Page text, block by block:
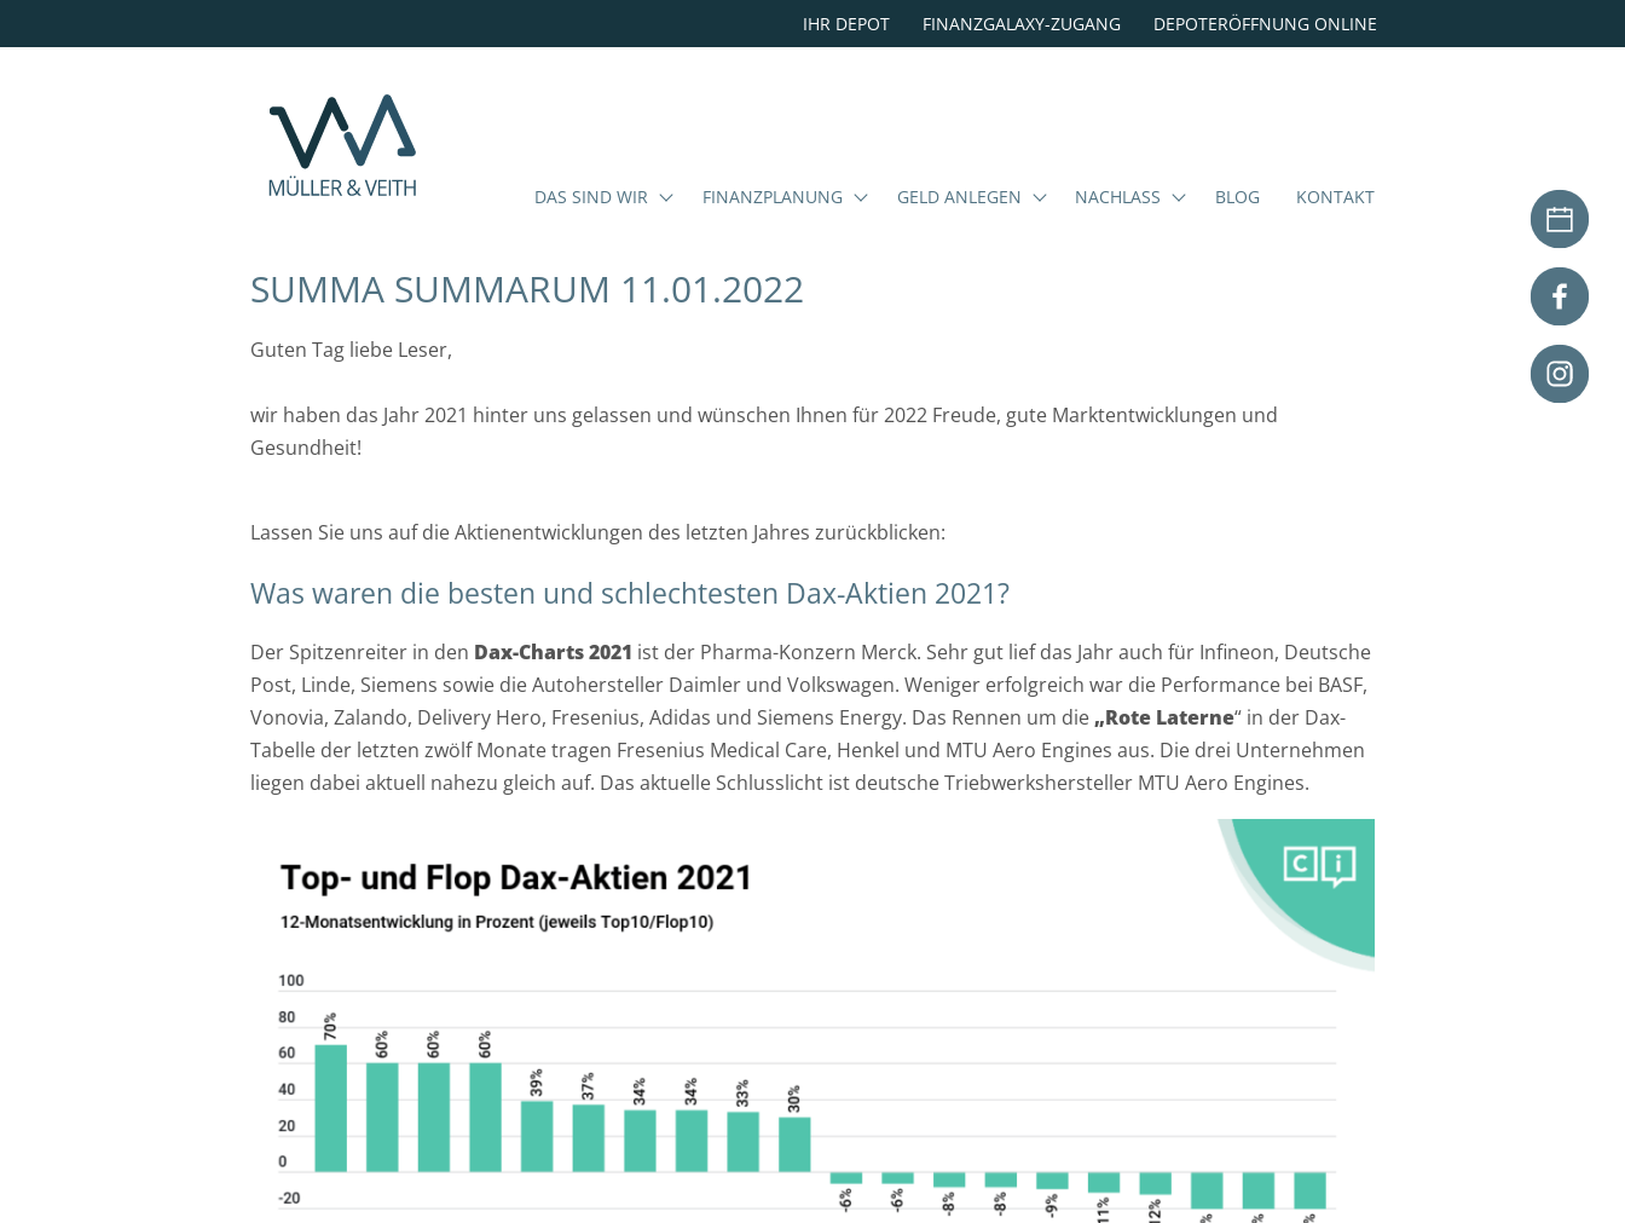
IHR DEPOT FINANZGALAXY-ZUGANG DEPOTERÖFFNUNG ONLINE
DAS SIND WIR FINANZPLANUNG GELD ANLEGEN NACHLASS BLOG KONTAKT
SUMMA SUMMARUM 11.01.2022
Guten Tag liebe Leser,
wir haben das Jahr 2021 hinter uns gelassen und wünschen Ihnen für 2022 Freude, gute Marktentwicklungen und
Gesundheit!
Lassen Sie uns auf die Aktienentwicklungen des letzten Jahres zurückblicken:
Was waren die besten und schlechtesten Dax-Aktien 2021?
Der Spitzenreiter in den Dax-Charts 2021 ist der Pharma-Konzern Merck. Sehr gut lief das Jahr auch für Infineon, Deutsche
Post, Linde, Siemens sowie die Autohersteller Daimler und Volkswagen. Weniger erfolgreich war die Performance bei BASF,
Vonovia, Zalando, Delivery Hero, Fresenius, Adidas und Siemens Energy. Das Rennen um die „Rote Laterne“ in der Dax-
Tabelle der letzten zwölf Monate tragen Fresenius Medical Care, Henkel und MTU Aero Engines aus. Die drei Unternehmen
liegen dabei aktuell nahezu gleich auf. Das aktuelle Schlusslicht ist deutsche Triebwerkshersteller MTU Aero Engines.